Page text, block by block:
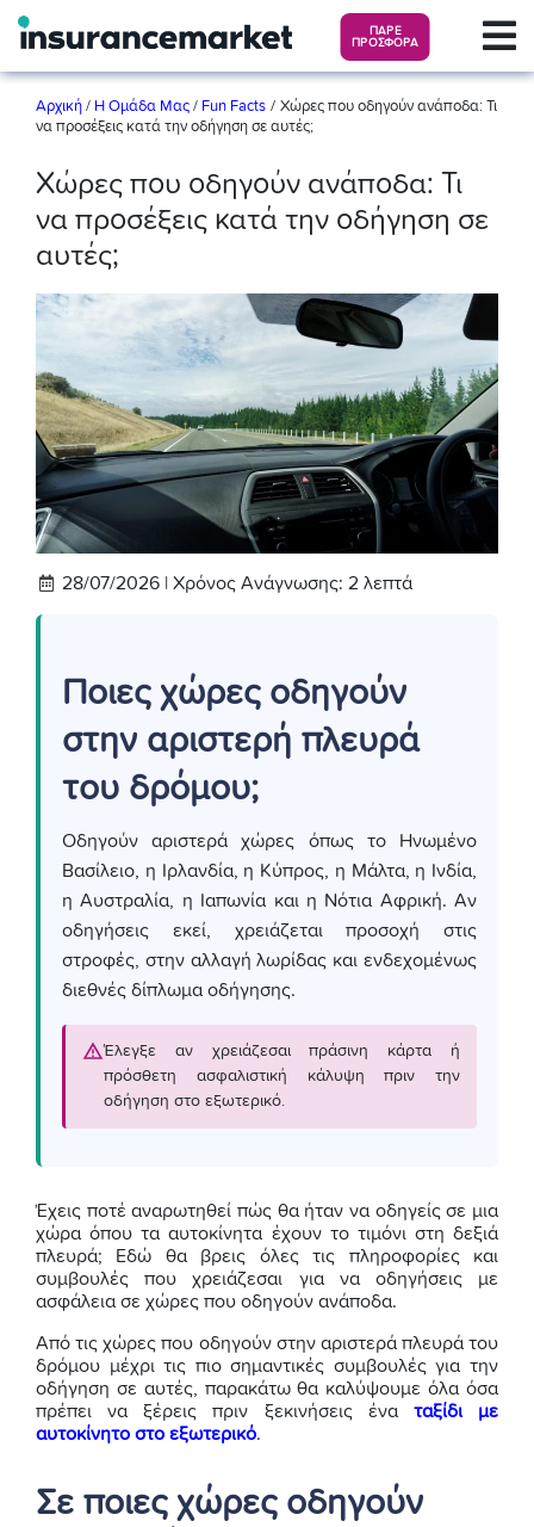
ΠΑΡΕ
ΠΡΟΣΦΟΡΑ
Αρχική / Η Ομάδα Μας / Fun Facts / Χώρες που οδηγούν ανάποδα: Τι
να προσέξεις κατά την οδήγηση σε αυτές;
Χώρες που οδηγούν ανάποδα: Τι
να προσέξεις κατά την οδήγηση σε
αυτές;
28/07/2026 | Χρόνος Ανάγνωσης: 2 λεπτά
Ποιες χώρες οδηγούν
στην αριστερή πλευρά
του δρόμου;
Οδηγούν αριστερά χώρες όπως το Ηνωμένο
Βασίλειο, η Ιρλανδία, η Κύπρος, η Μάλτα, η Ινδία,
η Αυστραλία, η Ιαπωνία και η Νότια Αφρική. Αν
οδηγήσεις εκεί, χρειάζεται προσοχή στις
στροφές, στην αλλαγή λωρίδας και ενδεχομένως
διεθνές δίπλωμα οδήγησης.
Έλεγξε αν χρειάζεσαι πράσινη κάρτα ή
πρόσθετη ασφαλιστική κάλυψη πριν την
οδήγηση στο εξωτερικό.
Έχεις ποτέ αναρωτηθεί πώς θα ήταν να οδηγείς σε μια
χώρα όπου τα αυτοκίνητα έχουν το τιμόνι στη δεξιά
πλευρά; Εδώ θα βρεις όλες τις πληροφορίες και
συμβουλές που χρειάζεσαι για να οδηγήσεις με
ασφάλεια σε χώρες που οδηγούν ανάποδα.
Από τις χώρες που οδηγούν στην αριστερά πλευρά του
δρόμου μέχρι τις πιο σημαντικές συμβουλές για την
οδήγηση σε αυτές, παρακάτω θα καλύψουμε όλα όσα
πρέπει να ξέρεις πριν ξεκινήσεις ένα ταξίδι με
αυτοκίνητο στο εξωτερικό.
Σε ποιες χώρες οδηγούν